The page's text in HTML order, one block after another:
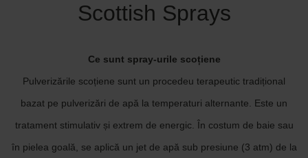
Scottish Sprays
Ce sunt spray-urile scoțiene
Pulverizările scoțiene sunt un procedeu terapeutic tradițional
bazat pe pulverizări de apă la temperaturi alternante. Este un
tratament stimulativ și extrem de energic. În costum de baie sau
în pielea goală, se aplică un jet de apă sub presiune (3 atm) de la